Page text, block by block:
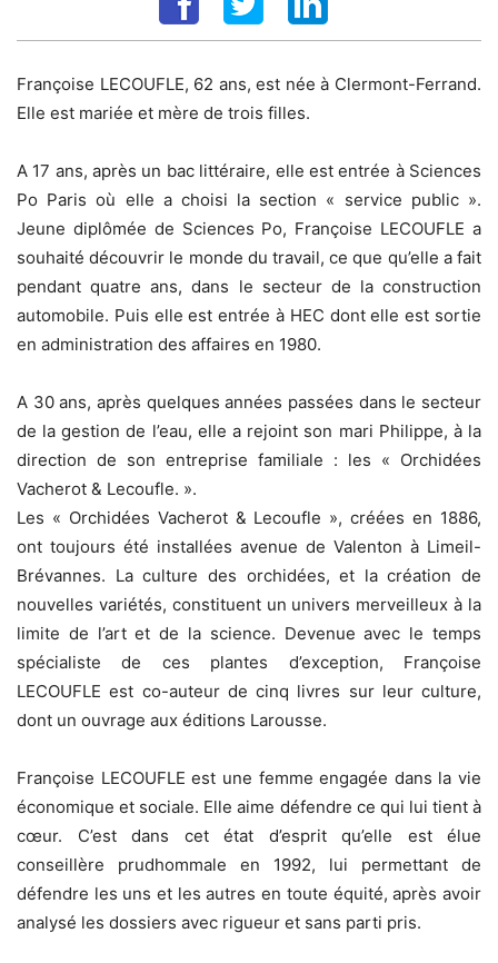
Françoise LECOUFLE, 62 ans, est née à Clermont-Ferrand.
Elle est mariée et mère de trois filles.
A 17 ans, après un bac littéraire, elle est entrée à Sciences
Po Paris où elle a choisi la section « service public ».
Jeune diplômée de Sciences Po, Françoise LECOUFLE a
souhaité découvrir le monde du travail, ce que qu’elle a fait
pendant quatre ans, dans le secteur de la construction
automobile. Puis elle est entrée à HEC dont elle est sortie
en administration des affaires en 1980.
A 30 ans, après quelques années passées dans le secteur
de la gestion de l’eau, elle a rejoint son mari Philippe, à la
direction de son entreprise familiale : les « Orchidées
Vacherot & Lecoufle. ».
Les « Orchidées Vacherot & Lecoufle », créées en 1886,
ont toujours été installées avenue de Valenton à Limeil-
Brévannes. La culture des orchidées, et la création de
nouvelles variétés, constituent un univers merveilleux à la
limite de l’art et de la science. Devenue avec le temps
spécialiste de ces plantes d’exception, Françoise
LECOUFLE est co-auteur de cinq livres sur leur culture,
dont un ouvrage aux éditions Larousse.
Françoise LECOUFLE est une femme engagée dans la vie
économique et sociale. Elle aime défendre ce qui lui tient à
cœur. C’est dans cet état d’esprit qu’elle est élue
conseillère prudhommale en 1992, lui permettant de
défendre les uns et les autres en toute équité, après avoir
analysé les dossiers avec rigueur et sans parti pris.